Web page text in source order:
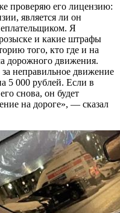
проверяю его лицензию:
является ли он
Я
и какие штрафы
того, кто где и на
дорожного движения.
неправильное движение
5 000 рублей. Если в
снова, он будет
на дороге», — сказал